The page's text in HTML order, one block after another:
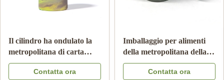
Il cilindro ha ondulato la
metropolitana di carta
Pantone che stampa Matte
Lamination innocuo per i
Contatta ora
Imballaggio per alimenti
della metropolitana della
carta del cartone con il
colore Logo Embossed del
Contatta ora